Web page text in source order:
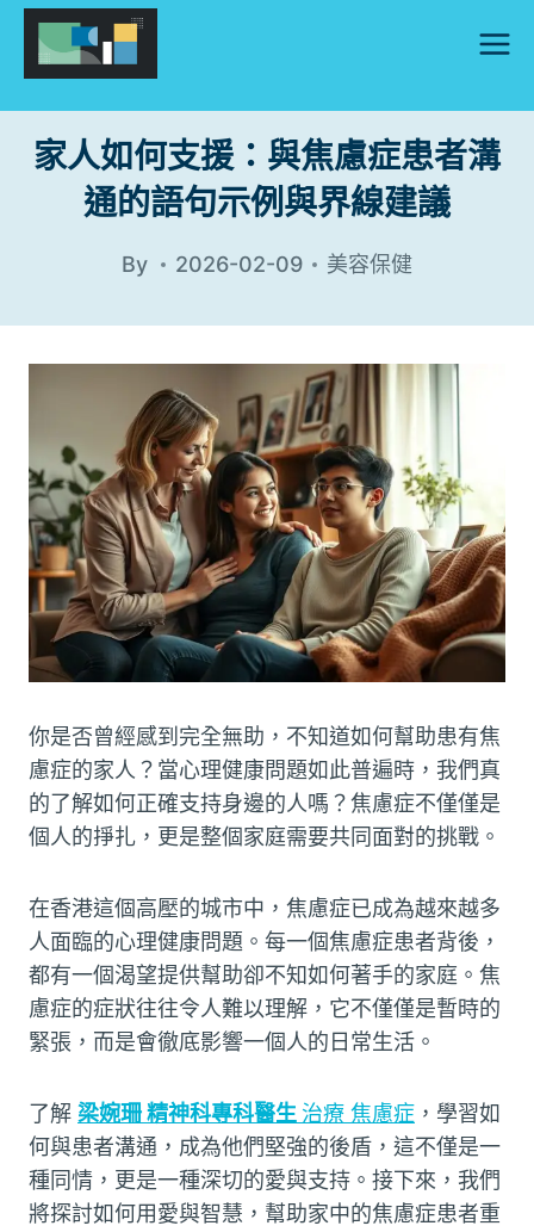
Skip
content
家人如何支援：與焦慮症患者溝
通的語句示例與界線建議
By 2026-02-09 美容保健
你是否曾經感到完全無助，不知道如何幫助患有焦
慮症的家人？當心理健康問題如此普遍時，我們真
的了解如何正確支持身邊的人嗎？焦慮症不僅僅是
個人的掙扎，更是整個家庭需要共同面對的挑戰。
在香港這個高壓的城市中，焦慮症已成為越來越多
人面臨的心理健康問題。每一個焦慮症患者背後，
都有一個渴望提供幫助卻不知如何著手的家庭。焦
慮症的症狀往往令人難以理解，它不僅僅是暫時的
緊張，而是會徹底影響一個人的日常生活。
了解 梁婉珊 精神科專科醫生 治療 焦慮症 ，學習如
何與患者溝通，成為他們堅強的後盾，這不僅是一
種同情，更是一種深切的愛與支持。接下來，我們
將探討如何用愛與智慧，幫助家中的焦慮症患者重